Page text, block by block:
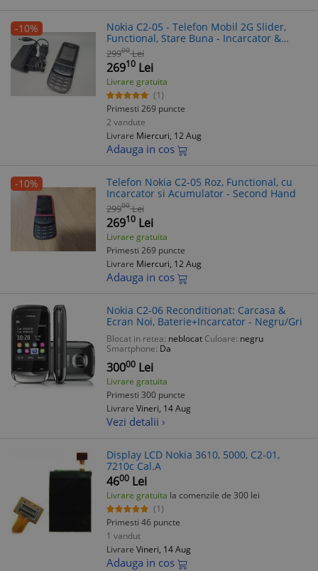
-10%
Nokia C2-05 - Telefon Mobil 2G Slider,
Functional, Stare Buna - Incarcator &
Acumulator
29900 Lei
26910 Lei
Livrare gratuita
(1)
Primesti 269 puncte
2 vandute
Livrare Miercuri, 12 Aug
Adauga in cos
-10%
Telefon Nokia C2-05 Roz, Functional, cu
Incarcator si Acumulator - Second Hand
29900 Lei
26910 Lei
Livrare gratuita
Primesti 269 puncte
Livrare Miercuri, 12 Aug
Adauga in cos
Nokia C2-06 Reconditionat: Carcasa &
Ecran Noi, Baterie+Incarcator - Negru/Gri
Blocat in retea: neblocat Culoare: negru
Smartphone: Da
30000 Lei
Livrare gratuita
Primesti 300 puncte
Livrare Vineri, 14 Aug
Vezi detalii ›
Display LCD Nokia 3610, 5000, C2-01,
7210c Cal.A
4600 Lei
Livrare gratuita la comenzile de 300 lei
(1)
Primesti 46 puncte
1 vandut
Livrare Vineri, 14 Aug
Adauga in cos